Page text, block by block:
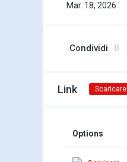
Mar. 18, 2026
Condividi 0
Link Scaricare
Options